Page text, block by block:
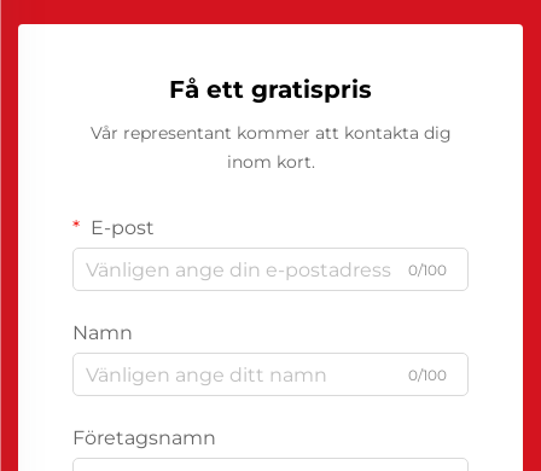
Få ett gratispris
Vår representant kommer att kontakta dig
inom kort.
E-post
0/100
Namn
0/100
Företagsnamn